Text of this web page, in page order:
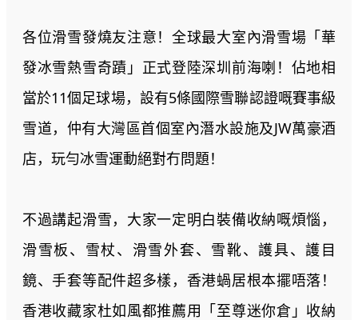
各位滑雪發燒友注意！全球最大室內滑雪場「華
發冰雪熱雪奇蹟」正式登陸深圳前海喇！佔地相
當於11個足球場，設有5條國際雪聯認證嘅賽事級
雪道，仲有大灣區首個室內潛水設施及JW萬豪酒
店，玩勻冰雪運動絕對冇問題！
不過講起滑雪，大家一定明白裝備收納嘅煩惱，
滑雪板、雪杖、滑雪外套、雪靴、護具、護目
鏡、手套等配件超多樣，香港蝸居根本擺唔落！
香港收藏家杜如風都推薦用「至尊迷你倉」收納